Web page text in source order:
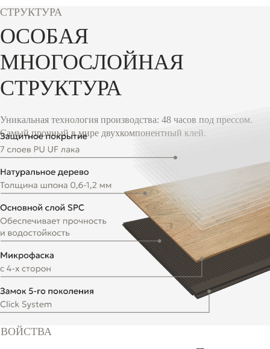
СТРУКТУРА
ОСОБАЯ
МНОГОСЛОЙНАЯ
СТРУКТУРА
Уникальная технология производства: 48 часов под прессом.
Самый прочный в мире двухкомпонентный клей.